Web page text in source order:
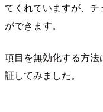
てくれていますが、
ができます。
項目を無効化する方
証してみました。